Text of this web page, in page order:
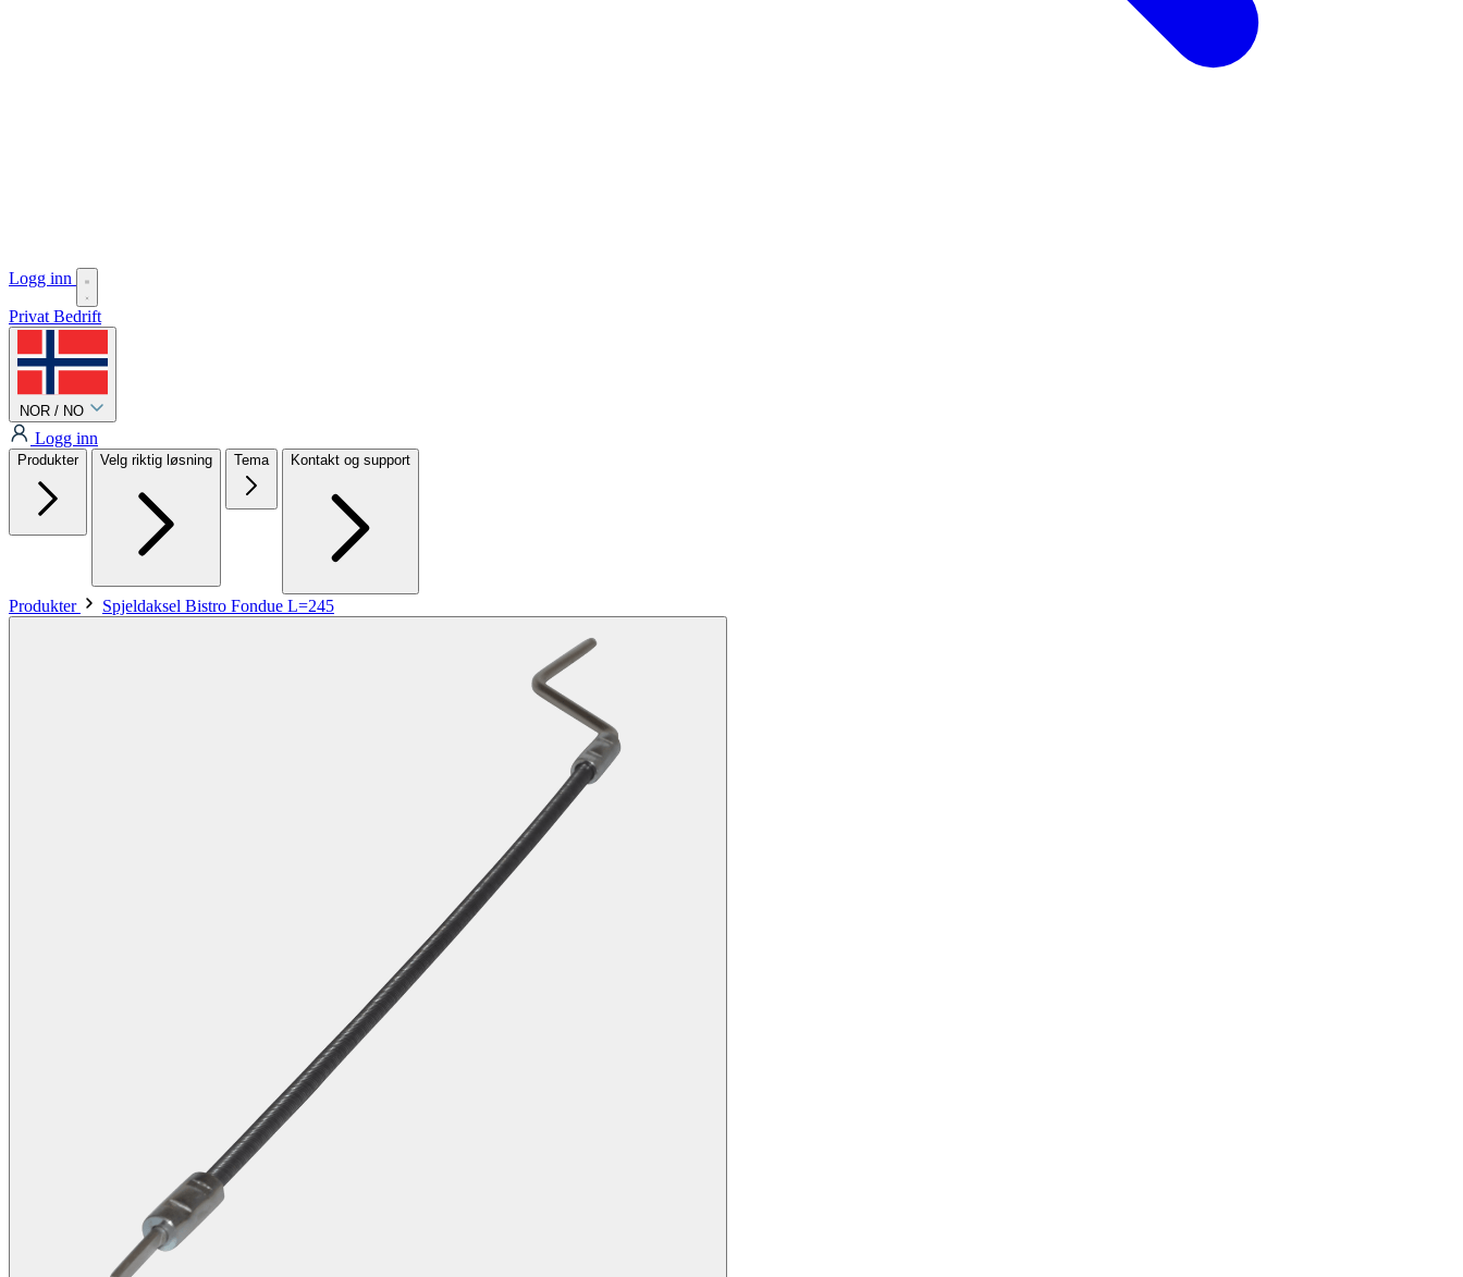
Logg inn
Privat Bedrift
NOR / NO
Logg inn
Produkter Velg riktig løsning Tema Kontakt og support
Produkter Spjeldaksel Bistro Fondue L=245